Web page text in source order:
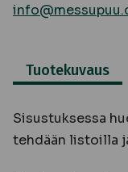
Tuotekuvaus
Sisustuksessa
tehdään listoilla